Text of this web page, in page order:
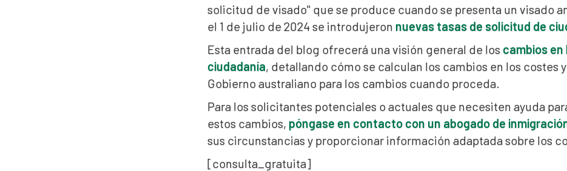
solicitud de visado" que se produce cuando se presenta un visado
el 1 de julio de 2024 se introdujeron nuevas tasas de solicitud de
Esta entrada del blog ofrecerá una visión general de los cambios
ciudadanía, detallando cómo se calculan los cambios en los costes
Gobierno australiano para los cambios cuando proceda.
Para los solicitantes potenciales o actuales que necesiten ayuda
estos cambios, póngase en contacto con un abogado de
sus circunstancias y proporcionar información adaptada sobre los
[consulta_gratuita]